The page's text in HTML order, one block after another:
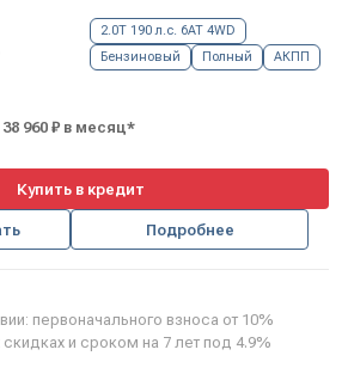
2.0T 190 л.с. 6AT 4WD
Бензиновый
Полный АКПП
38 960 ₽ в месяц*
Купить в кредит
Подробнее
первоначального взноса от 10%
и сроком на 7 лет под 4.9%